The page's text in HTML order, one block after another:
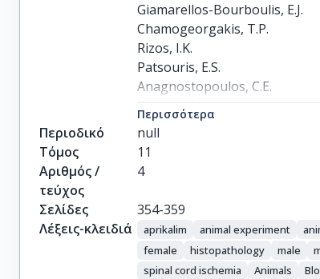
Giamarellos-Bourboulis, E.J.
Chamogeorgakis, T.P.
Rizos, I.K.
Patsouris, E.S.
Anagnostopoulos, C.E.
Rokkas, C.K.
Περισσότερα
Περιοδικό
null
Τόμος
11
Αριθμός /
τεύχος
4
Σελίδες
354-359
Λέξεις-κλειδιά
aprikalim animal experiment
female
histopathology male
spinal cord ischemia
Animals